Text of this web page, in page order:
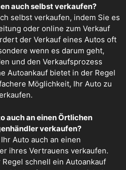
auch selbst verkaufen?
selbst verkaufen, indem Sie es
oder online zum Verkauf
der Verkauf eines Autos oft
wenn es darum geht,
und den Verkaufsprozess
Autoankauf bietet in der Regel
Möglichkeit, Ihr Auto zu
auch an einen Örtlichen
verkaufen?
Auto auch an einen
ihres Vertrauens verkaufen.
schnell ein Autoankauf